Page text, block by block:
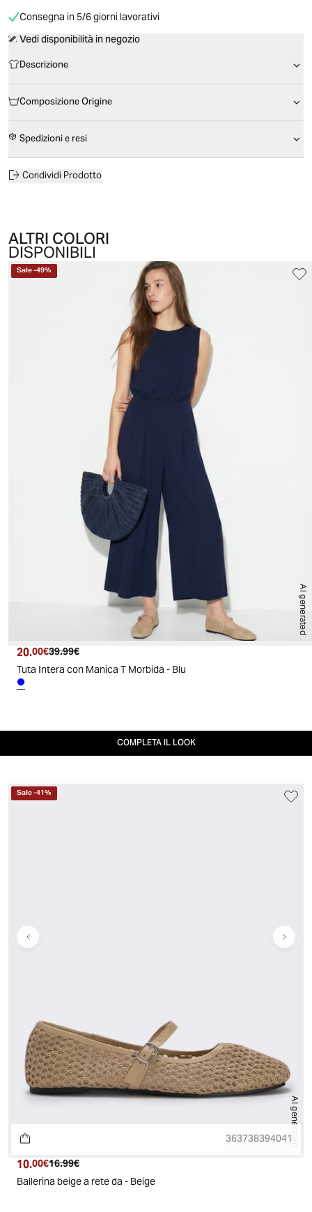
Consegna in 5/6 giorni lavorativi
Vedi disponibilità in negozio
Descrizione
Composizione Origine
Spedizioni e resi
Condividi Prodotto
ALTRI COLORI
DISPONIBILI
AI generated
Sale-49%
Prezzo attuale
20.00€ Prezzo originale
39.99€
Tuta Intera con Manica T Morbida - Blu
COMPLETA IL LOOK
AI generated
Sale-41%
363738394041
Prezzo attuale
10.00€ Prezzo originale
16.99€
Ballerina beige a rete da - Beige